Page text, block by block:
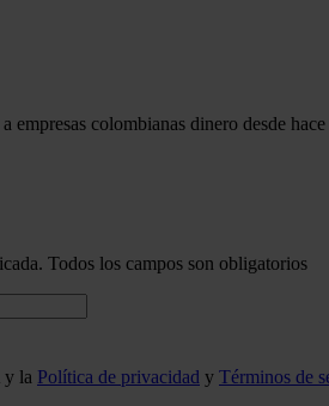
empresas colombianas dinero desde
Todos los campos son obligatorios
y la Política de privacidad y Términos de